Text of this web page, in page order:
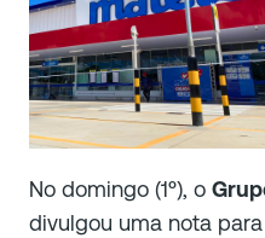
No domingo (1º), o
divulgou uma nota